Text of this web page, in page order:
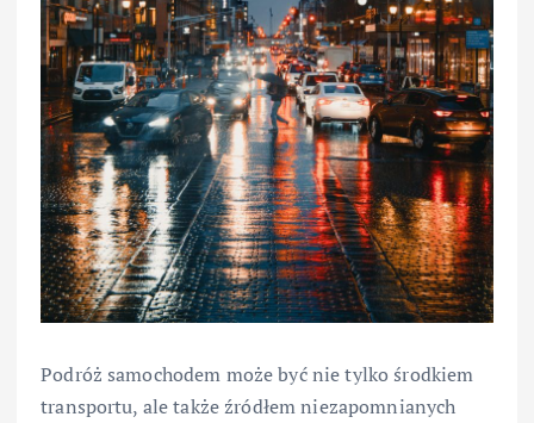
Podróż samochodem może być nie tylko środkiem
transportu, ale także źródłem niezapomnianych